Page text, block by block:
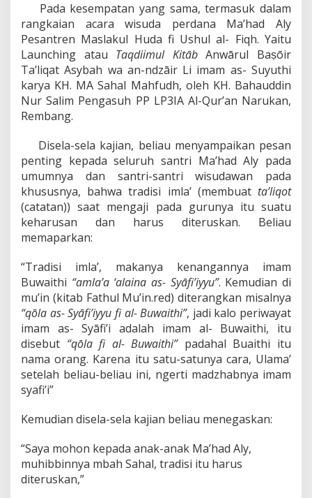
Pada kesempatan yang sama, termasuk dalam
rangkaian acara wisuda perdana Ma’had Aly
Pesantren Maslakul Huda fi Ushul al- Fiqh. Yaitu
Launching atau Taqdiimul KitābAnwārul Baṣōir
Ta’liqat Asybah wa an-ndzāir Li imam as- Suyuthi
karya KH. MA Sahal Mahfudh, oleh KH. Bahauddin
Nur Salim Pengasuh PP LP3IA Al-Qur’an Narukan,
Rembang.
Disela-sela kajian, beliau menyampaikan pesan
penting kepada seluruh santri Ma’had Aly pada
umumnya dan santri-santri wisudawan pada
khususnya, bahwa tradisi imla’ (membuat ta’liqot
(catatan)) saat mengaji pada gurunya itu suatu
keharusan dan harus diteruskan. Beliau
memaparkan:
“Tradisi imla’, makanya kenangannya imam
Buwaithi “amla’a ‘alaina as- Syāfi’iyyu”. Kemudian di
mu’in (kitab Fathul Mu’in.red) diterangkan misalnya
“qōla as- Syāfi’iyyu fi al- Buwaithi”, jadi kalo periwayat
imam as- Syāfi’i adalah imam al- Buwaithi, itu
disebut “qōla fi al- Buwaithi”padahal Buaithi itu
nama orang. Karena itu satu-satunya cara, Ulama’
setelah beliau-beliau ini, ngerti madzhabnya imam
syafi’i”
Kemudian disela-sela kajian beliau menegaskan:
“Saya mohon kepada anak-anak Ma’had Aly,
muhibbinnya mbah Sahal, tradisi itu harus
diteruskan,”